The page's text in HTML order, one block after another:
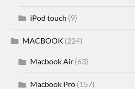
iPod touch (9)
MACBOOK (224)
Macbook Air (63)
Macbook Pro (157)